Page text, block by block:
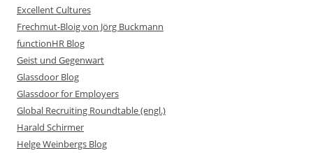
Excellent Cultures
Frechmut-Bloig von Jörg Buckmann
functionHR Blog
Geist und Gegenwart
Glassdoor Blog
Glassdoor for Employers
Global Recruiting Roundtable (engl.)
Harald Schirmer
Helge Weinbergs Blog